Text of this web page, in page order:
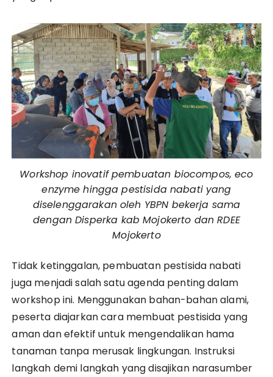
Workshop inovatif pembuatan biocompos, eco
enzyme hingga pestisida nabati yang
diselenggarakan oleh YBPN bekerja sama
dengan Disperka kab Mojokerto dan RDEE
Mojokerto
Tidak ketinggalan, pembuatan pestisida nabati
juga menjadi salah satu agenda penting dalam
workshop ini. Menggunakan bahan-bahan alami,
peserta diajarkan cara membuat pestisida yang
aman dan efektif untuk mengendalikan hama
tanaman tanpa merusak lingkungan. Instruksi
langkah demi langkah yang disajikan narasumber